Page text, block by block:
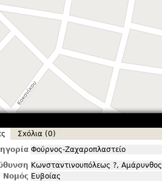
Σxόλια (0)
Φούρνος-Ζαχαροπλαστείο
Κωνσταντινουπόλεως ?, Αμάρυνθος
Νομός Ευβοίας